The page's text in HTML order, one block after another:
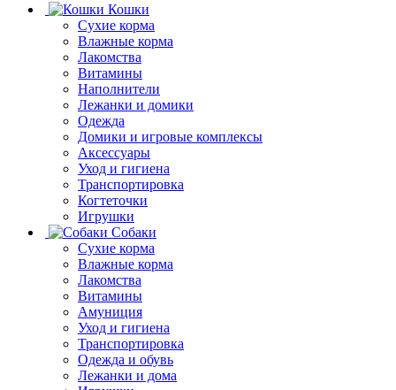
Кошки
Сухие корма
Влажные корма
Лакомства
Витамины
Наполнители
Лежанки и домики
Одежда
Домики и игровые комплексы
Аксессуары
Уход и гигиена
Транспортировка
Когтеточки
Игрушки
Собаки
Сухие корма
Влажные корма
Лакомства
Витамины
Амуниция
Уход и гигиена
Транспортировка
Одежда и обувь
Лежанки и дома